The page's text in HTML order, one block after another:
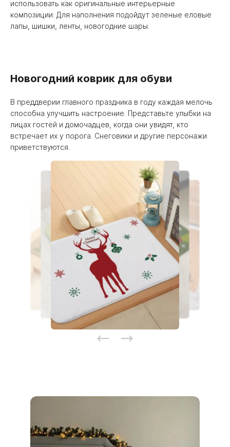
использовать как оригинальные интерьерные
композиции. Для наполнения подойдут зеленые еловые
лапы, шишки, ленты, новогодние шары.
Новогодний коврик для обуви
В преддверии главного праздника в году каждая мелочь
способна улучшить настроение. Представьте улыбки на
лицах гостей и домочадцев, когда они увидят, кто
встречает их у порога. Снеговики и другие персонажи
приветствуются.